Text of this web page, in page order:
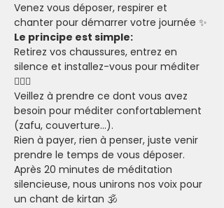
Venez vous déposer, respirer et
chanter pour démarrer votre journée ✨
Le principe est simple:
Retirez vos chaussures, entrez en
silence et installez-vous pour méditer
🧘🏽‍♂️
Veillez à prendre ce dont vous avez
besoin pour méditer confortablement
(zafu, couverture...).
Rien à payer, rien à penser, juste venir
prendre le temps de vous déposer.
Après 20 minutes de méditation
silencieuse, nous unirons nos voix pour
un chant de kirtan 🕉